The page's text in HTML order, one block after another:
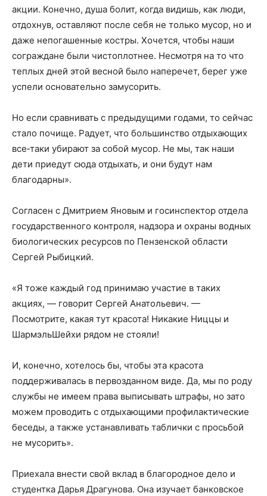
акции. Конечно, душа болит, когда видишь, как люди,
отдохнув, оставляют после себя не только мусор, но и
даже непогашенные костры. Хочется, чтобы наши
сограждане были чистоплотнее. Несмотря на то что
теплых дней этой весной было наперечет, берег уже
успели основательно замусорить.
Но если сравнивать с предыдущими годами, то сейчас
стало почище. Радует, что большинство отдыхающих
все‑таки убирают за собой мусор. Не мы, так наши
дети приедут сюда отдыхать, и они будут нам
благодарны».
Согласен с Дмитрием Яновым и госинспектор отдела
государственного контроля, надзора и охраны водных
биологических ресурсов по Пензенской области
Сергей Рыбицкий.
«Я тоже каждый год принимаю участие в таких
акциях, — говорит Сергей Анатольевич. —
Посмотрите, какая тут красота! Никакие Ниццы и
Шарм­эль­Шейхи рядом не стояли!
И, конечно, хотелось бы, чтобы эта красота
поддерживалась в первозданном виде. Да, мы по роду
службы не имеем права выписывать штрафы, но зато
можем проводить с отдыхающими профилактические
беседы, а также устанавливать таблички с просьбой
не мусорить».
Приехала внести свой вклад в благородное дело и
студентка Дарья Драгунова. Она изучает банковское